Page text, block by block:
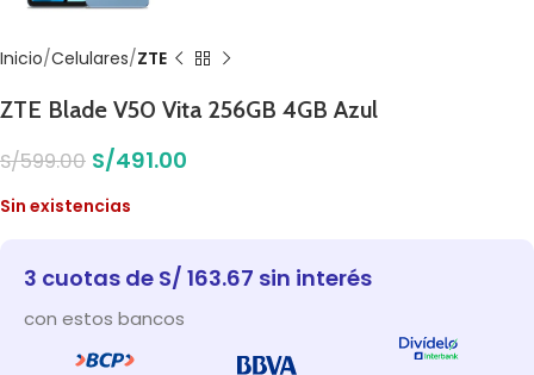
Inicio Celulares ZTE
ZTE Blade V50 Vita 256GB 4GB Azul
S/599.00 S/491.00
Sin existencias
3 cuotas de S/ 163.67 sin interés
con estos bancos